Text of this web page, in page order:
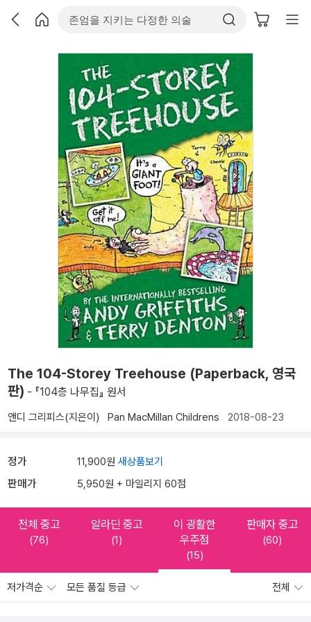
The 104-Storey Treehouse (Paperback, 영국
판) - 『104층 나무집』 원서
앤디 그리피스(지은이) Pan MacMillan Childrens 2018-08-23
정가 11,900원 새상품보기
판매가 5,950원 + 마일리지 60점
전체 중고
(76)
알라딘 중고
(1)
이 광활한
우주점
(15)
판매자 중고
(60)
저가격순 모든 품질 등급 전체